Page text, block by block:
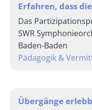
Erfahren, dass
Das
SWR
Baden-Baden
Pädagogik &
Übergänge